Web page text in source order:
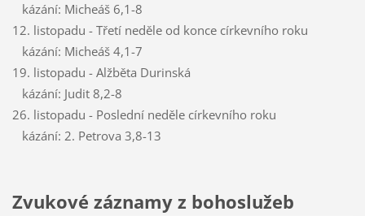
kázání: Micheáš 6,1-8
12. listopadu - Třetí neděle od konce církevního roku
kázání: Micheáš 4,1-7
19. listopadu - Alžběta Durinská
kázání: Judit 8,2-8
26. listopadu - Poslední neděle církevního roku
kázání: 2. Petrova 3,8-13
Zvukové záznamy z bohoslužeb